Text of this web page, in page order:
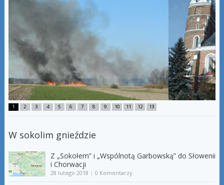
1 2 3 4 5 6 7 8 9 10 11 12 13
W sokolim gnieździe
Z „Sokołem” i „Wspólnotą Garbowską” do Słowenii
i Chorwacji
28 lutego 2018 | 0 Komentarzy